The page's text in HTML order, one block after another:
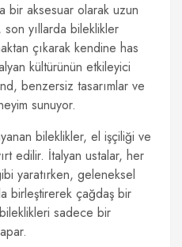
bir aksesuar olarak uzun
yıllarda bileklikler
çıkarak kendine has
kültürünün etkileyici
benzersiz tasarımlar ve
sunuyor.
bileklikler, el işçiliği ve
edilir. İtalyan ustalar, her
yaratırken, geleneksel
birleştirerek çağdaş bir
sadece bir